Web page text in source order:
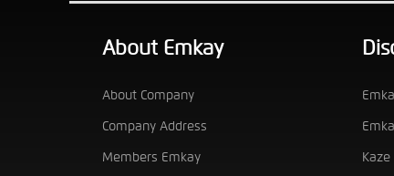
About Emkay
About Company
Company Address
Members Emkay
Kaze